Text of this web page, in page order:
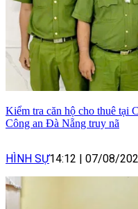
Kiểm tra căn hộ cho thuê tại
Công an Đà Nẵng truy nã
HÌNH SỰ14:12 | 07/08/